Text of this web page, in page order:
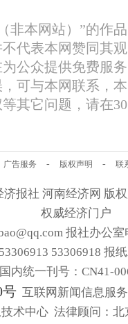
非本网站）”的作
代表本网赞同其
公众提供免费服
可与本网联系，
其它问题，请在
广告服务 - 版权声明 - 联
报社 河南经济网 版
权威经济门户
报社办公
53306918 报
国内统一刊号：CN41-
号 互联网新闻信息服
术中心 法律顾问：